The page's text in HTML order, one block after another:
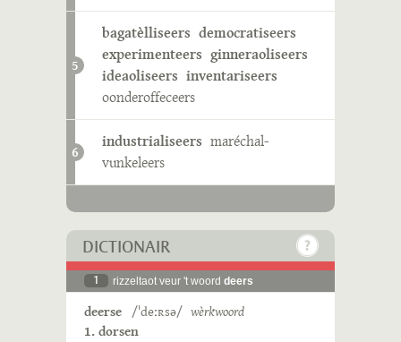
5
bagatèlliseers democratiseers
experimenteers ginneraoliseers
ideaoliseers inventariseers
oonderoffeceers
6
industrialiseers maréchal-
vunkeleers
DICTIONAIR
1 rizzeltaot veur 't woord deers
deerse /ˈdeːʀsə/ wèrkwoord
1. dorsen